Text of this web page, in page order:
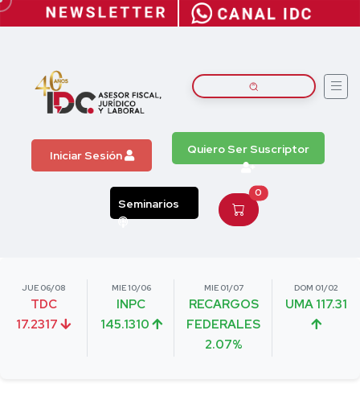
Iniciar Sesión Quiero Ser Suscriptor
Seminarios
0
JUE 06/08
TDC
17.2317
MIE 10/06
INPC
145.1310
MIE 01/07
RECARGOS
FEDERALES
2.07%
DOM 01/02
UMA 117.31